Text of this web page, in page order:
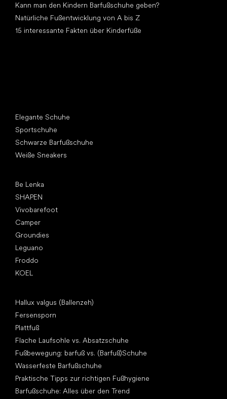
Kann man den Kindern Barfußschuhe geben?
Natürliche Fußentwicklung von A bis Z
15 interessante Fakten über Kinderfüße
Elegante Schuhe
Sportschuhe
Schwarze Barfußschuhe
Weiße Sneakers
Be Lenka
SHAPEN
Vivobarefoot
Camper
Groundies
Leguano
Froddo
KOEL
Hallux valgus (Ballenzeh)
Fersensporn
Plattfuß
Flache Laufsohle vs. Absatzschuhe
Fußbewegung: barfuß vs. (Barfuß)Schuhe
Wasserfeste Barfußschuhe
Praktische Tipps zur richtigen Fußhygiene
Barfußschuhe: Alles über den Trend